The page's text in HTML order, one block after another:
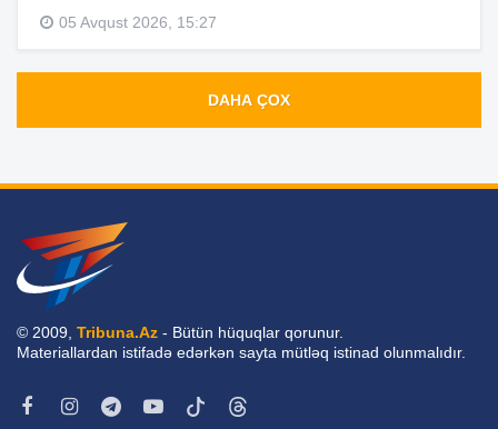
05 Avqust 2026, 15:27
DAHA ÇOX
© 2009, Tribuna.Az - Bütün hüquqlar qorunur.
Materiallardan istifadə edərkən sayta mütləq istinad olunmalıdır.